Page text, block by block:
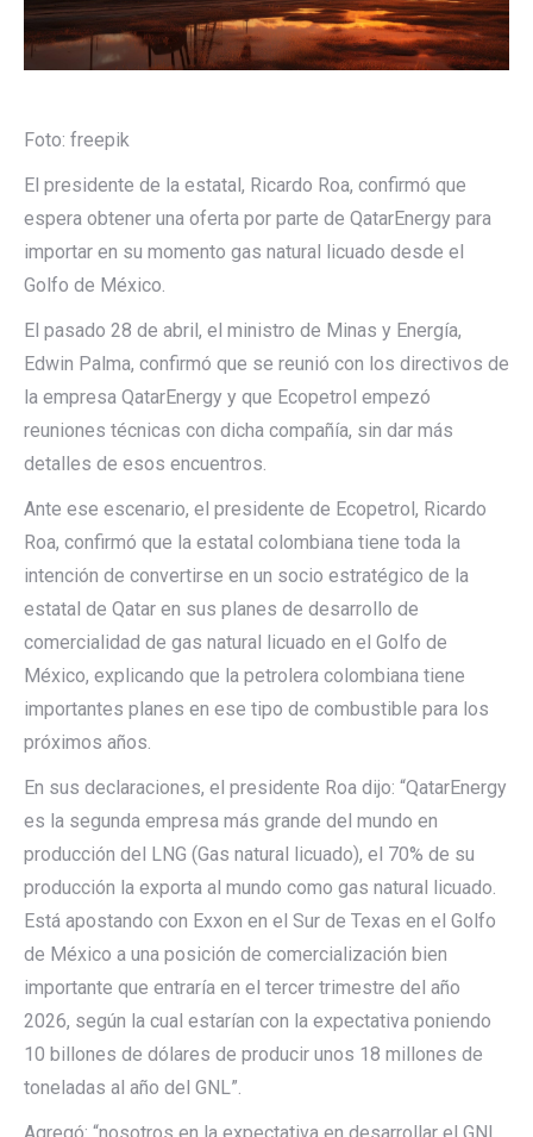
Foto: freepik
El presidente de la estatal, Ricardo Roa, confirmó que
espera obtener una oferta por parte de QatarEnergy para
importar en su momento gas natural licuado desde el
Golfo de México.
El pasado 28 de abril, el ministro de Minas y Energía,
Edwin Palma, confirmó que se reunió con los directivos de
la empresa QatarEnergy y que Ecopetrol empezó
reuniones técnicas con dicha compañía, sin dar más
detalles de esos encuentros.
Ante ese escenario, el presidente de Ecopetrol, Ricardo
Roa, confirmó que la estatal colombiana tiene toda la
intención de convertirse en un socio estratégico de la
estatal de Qatar en sus planes de desarrollo de
comercialidad de gas natural licuado en el Golfo de
México, explicando que la petrolera colombiana tiene
importantes planes en ese tipo de combustible para los
próximos años.
En sus declaraciones, el presidente Roa dijo: “QatarEnergy
es la segunda empresa más grande del mundo en
producción del LNG (Gas natural licuado), el 70% de su
producción la exporta al mundo como gas natural licuado.
Está apostando con Exxon en el Sur de Texas en el Golfo
de México a una posición de comercialización bien
importante que entraría en el tercer trimestre del año
2026, según la cual estarían con la expectativa poniendo
10 billones de dólares de producir unos 18 millones de
toneladas al año del GNL”.